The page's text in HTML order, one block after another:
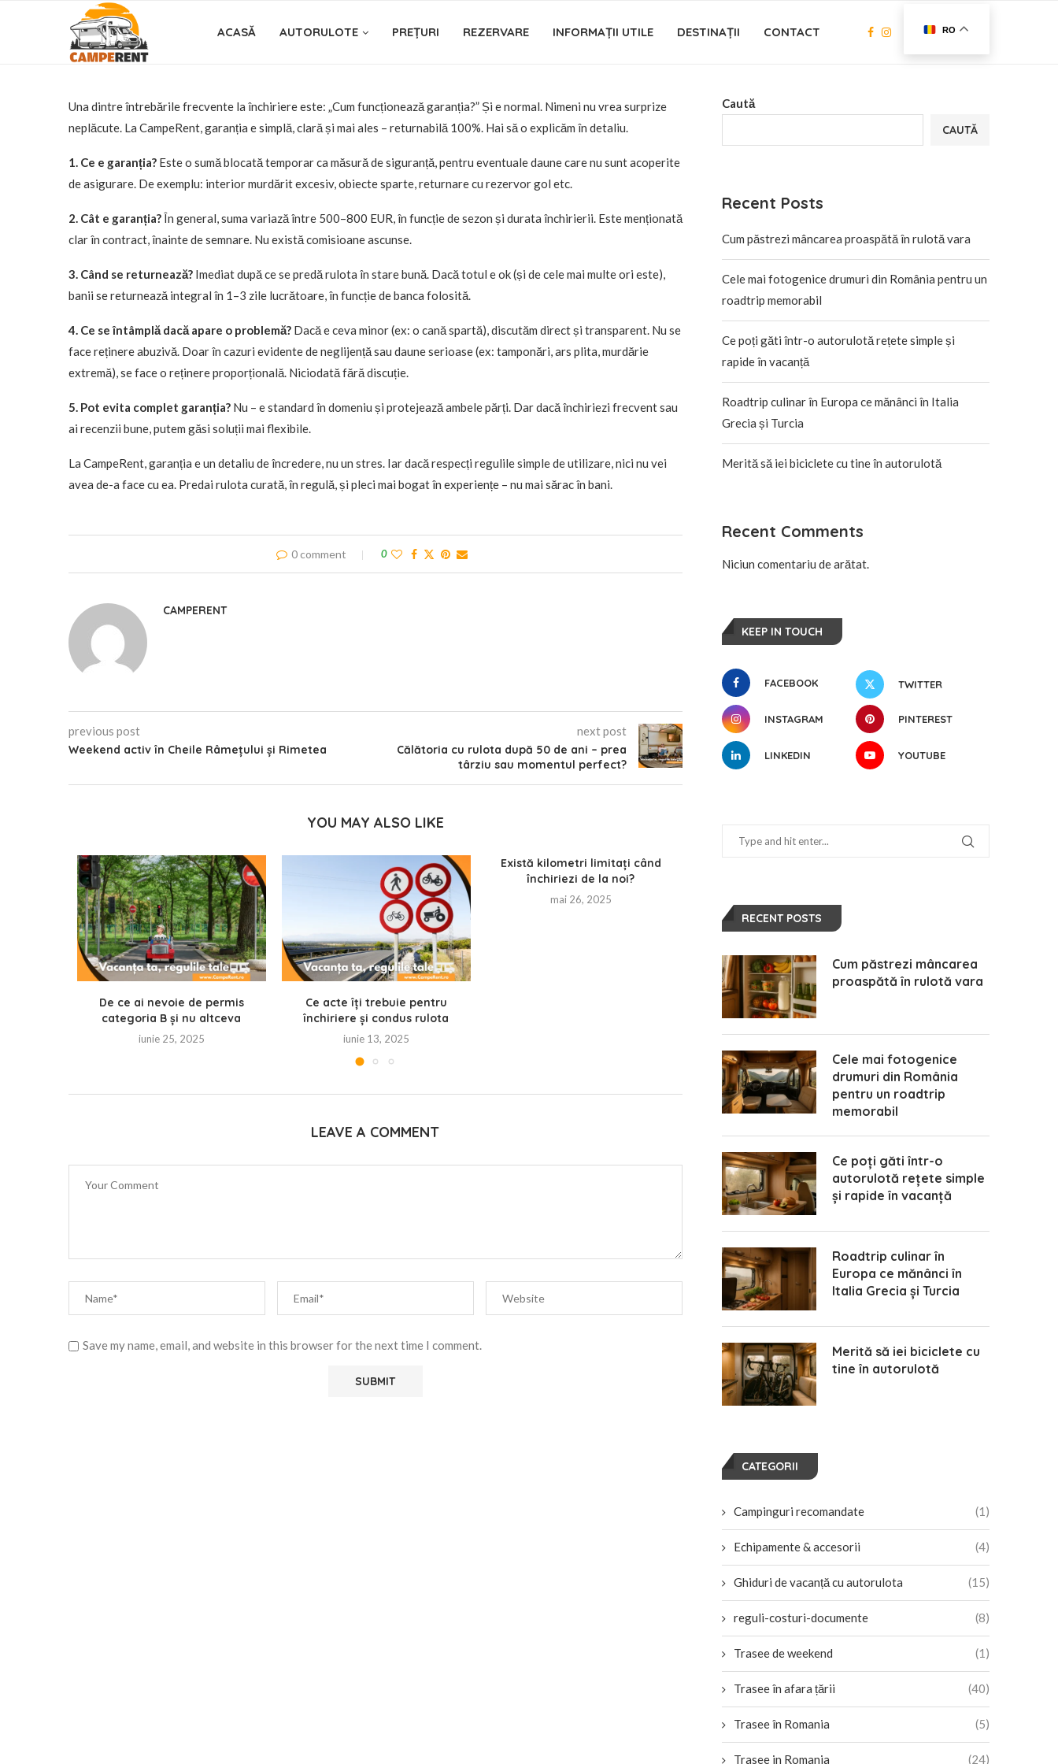
ACASĂ AUTORULOTE PREȚURI REZERVARE INFORMAȚII UTILE DESTINAȚII CONTACT RO
Una dintre întrebările frecvente la închiriere este: „Cum funcționează garanția?” Și e normal. Nimeni nu vrea surprize
neplăcute. La CampeRent, garanția e simplă, clară și mai ales – returnabilă 100%. Hai să o explicăm în detaliu.
1. Ce e garanția? Este o sumă blocată temporar ca măsură de siguranță, pentru eventuale daune care nu sunt acoperite
de asigurare. De exemplu: interior murdărit excesiv, obiecte sparte, returnare cu rezervor gol etc.
2. Cât e garanția?În general, suma variază între 500–800 EUR, în funcție de sezon și durata închirierii. Este menționată
clar în contract, înainte de semnare. Nu există comisioane ascunse.
3. Când se returnează? Imediat după ce se predă rulota în stare bună. Dacă totul e ok (și de cele mai multe ori este),
banii se returnează integral în 1–3 zile lucrătoare, în funcție de banca folosită.
4. Ce se întâmplă dacă apare o problemă? Dacă e ceva minor (ex: o cană spartă), discutăm direct și transparent. Nu se
face reținere abuzivă. Doar în cazuri evidente de neglijență sau daune serioase (ex: tamponări, ars plita, murdărie
extremă), se face o reținere proporțională. Niciodată fără discuție.
5. Pot evita complet garanția? Nu – e standard în domeniu și protejează ambele părți. Dar dacă închiriezi frecvent sau
ai recenzii bune, putem găsi soluții mai flexibile.
La CampeRent, garanția e un detaliu de încredere, nu un stres. Iar dacă respecți regulile simple de utilizare, nici nu vei
avea de-a face cu ea. Predai rulota curată, în regulă, și pleci mai bogat în experiențe – nu mai sărac în bani.
0 comment 0
CAMPERENT
previous post
Weekend activ în Cheile Râmețului și Rimetea
next post
Călătoria cu rulota după 50 de ani – prea
târziu sau momentul perfect?
YOU MAY ALSO LIKE
De ce ai nevoie de permis
categoria B și nu altceva
iunie 25, 2025
Ce acte îți trebuie pentru
închiriere și condus rulota
iunie 13, 2025
Există kilometri limitați când
închiriezi de la noi?
mai 26, 2025
mai 20, 2025
LEAVE A COMMENT
Save my name, email, and website in this browser for the next time I comment.
Caută
CAUTĂ
Recent Posts
Cum păstrezi mâncarea proaspătă în rulotă vara
Cele mai fotogenice drumuri din România pentru un
roadtrip memorabil
Ce poți găti într-o autorulotă rețete simple și
rapide în vacanță
Roadtrip culinar în Europa ce mănânci în Italia
Grecia și Turcia
Merită să iei biciclete cu tine în autorulotă
Recent Comments
Niciun comentariu de arătat.
KEEP IN TOUCH
FACEBOOK TWITTER
INSTAGRAM PINTEREST
LINKEDIN YOUTUBE
RECENT POSTS
Cum păstrezi mâncarea
proaspătă în rulotă vara
Cele mai fotogenice
drumuri din România
pentru un roadtrip
memorabil
Ce poți găti într-o
autorulotă rețete simple
și rapide în vacanță
Roadtrip culinar în
Europa ce mănânci în
Italia Grecia și Turcia
Merită să iei biciclete cu
tine în autorulotă
CATEGORII
Campinguri recomandate (1)
Echipamente & accesorii (4)
Ghiduri de vacanță cu autorulota (15)
reguli-costuri-documente (8)
Trasee de weekend (1)
Trasee în afara țării (40)
Trasee în Romania (5)
Trasee in Romania (24)